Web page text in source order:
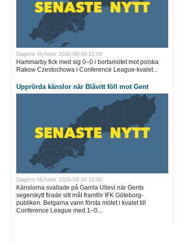
Dagens Nyheter 2026-08-06 21:08
Hammarby fick med sig 0–0 i bortamötet mot polska
Rakow Czestochowa i Conference League-kvalet...
Upprörda känslor när Blåvitt föll mot Gent
Dagens Nyheter 2026-08-06 21:00
Känslorna svallade på Gamla Ullevi när Gents
segerskytt firade sitt mål framför IFK Göteborg-
publiken. Belgarna vann första mötet i kvalet till
Conference League med 1–0...